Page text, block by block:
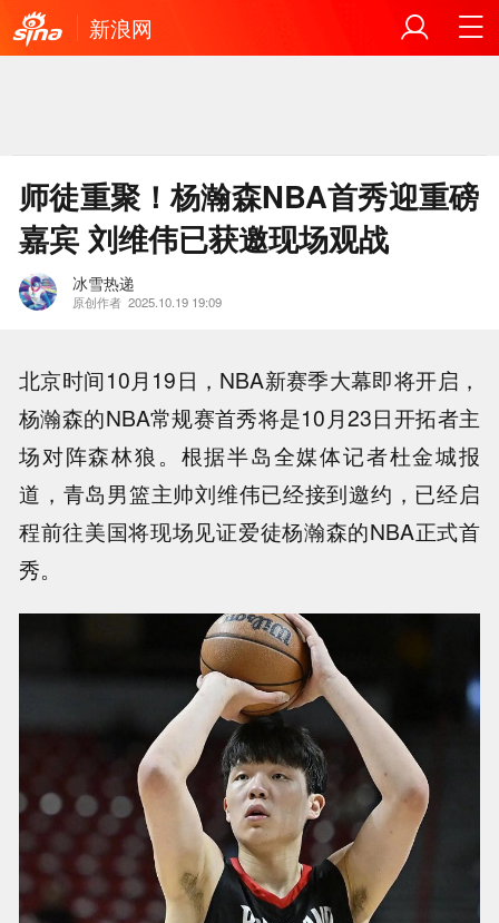
新浪网
师徒重聚！杨瀚森NBA首秀迎重磅
嘉宾 刘维伟已获邀现场观战
冰雪热递
原创作者 2025.10.19 19:09
北京时间10月19日，NBA新赛季大幕即将开启，
杨瀚森的NBA常规赛首秀将是10月23日开拓者主
场对阵森林狼。根据半岛全媒体记者杜金城报
道，青岛男篮主帅刘维伟已经接到邀约，已经启
程前往美国将现场见证爱徒杨瀚森的NBA正式首
秀。